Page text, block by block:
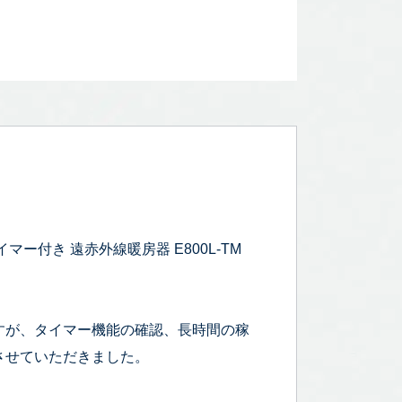
ー付き 遠赤外線暖房器 E800L-TM
、タイマー機能の確認、長時間の稼
ていただきました。